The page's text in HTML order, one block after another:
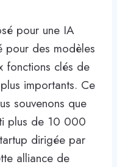
pour une IA
pour des modèles
fonctions clés de
importants. Ce
souvenons que
plus de 10 000
dirigée par
alliance de